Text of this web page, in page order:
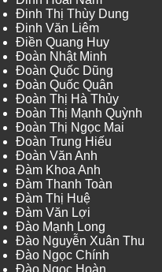
Đinh Thị Thùy Dung
Đinh Văn Liêm
Điền Quang Huy
Đoàn Nhật Minh
Đoàn Quốc Dũng
Đoàn Quốc Quân
Đoàn Thị Hà Thủy
Đoàn Thị Mạnh Quỳnh
Đoàn Thị Ngọc Mai
Đoàn Trung Hiếu
Đoàn Văn Anh
Đàm Khoa Anh
Đàm Thanh Toàn
Đàm Thị Huệ
Đàm Văn Lợi
Đào Mạnh Long
Đào Nguyễn Xuân Thu
Đào Ngọc Chính
Đào Ngọc Hoàn